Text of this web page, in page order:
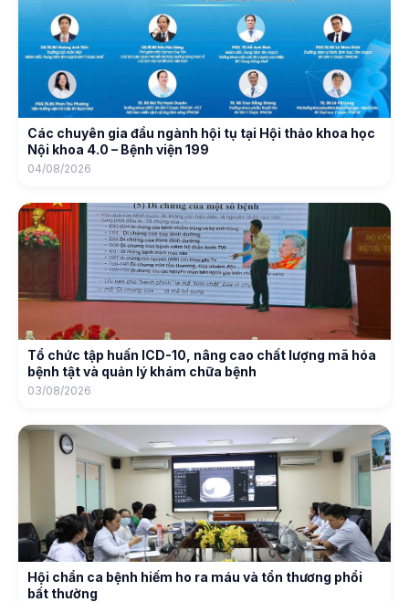
Các chuyên gia đầu ngành hội tụ tại Hội thảo khoa học
Nội khoa 4.0 – Bệnh viện 199
04/08/2026
Tổ chức tập huấn ICD-10, nâng cao chất lượng mã hóa
bệnh tật và quản lý khám chữa bệnh
03/08/2026
Hội chẩn ca bệnh hiếm ho ra máu và tổn thương phổi
bất thường